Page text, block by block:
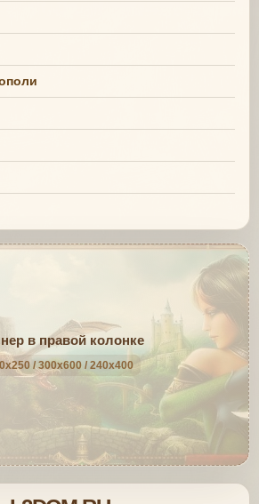
в правой колонке
/ 300x600 / 240x400